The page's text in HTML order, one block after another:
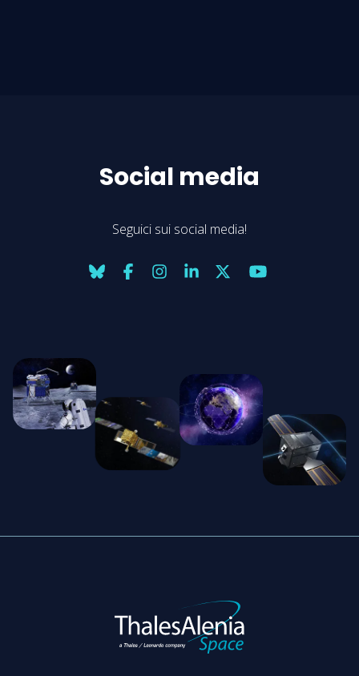
Social media
Seguici sui social media!